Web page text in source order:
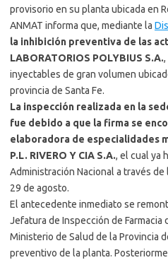
provisorio en su planta ubicada en
ANMAT informa que, mediante la
la inhibición preventiva de las
LABORATORIOS POLYBIUS S.A.
inyectables de gran volumen
provincia de Santa Fe.
La inspección realizada en la
fue debido a que la firma se
elaboradora de especialidades
P.L. RIVERO Y CIA S.A., el cual ya
Administración Nacional a través de
29 de agosto.
El antecedente inmediato se
Jefatura de Inspección de Farmacia
Ministerio de Salud de la Provincia
preventivo de la planta.